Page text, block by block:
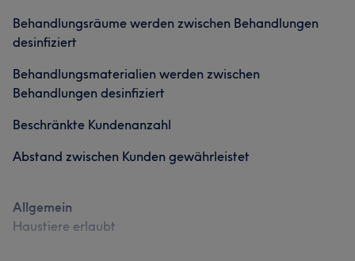
Behandlungsräume werden zwischen Behandlungen
desinfiziert
Behandlungsmaterialien werden zwischen
Behandlungen desinfiziert
Beschränkte Kundenanzahl
Abstand zwischen Kunden gewährleistet
Allgemein
Haustiere erlaubt